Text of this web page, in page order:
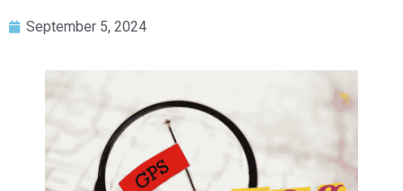
September 5, 2024